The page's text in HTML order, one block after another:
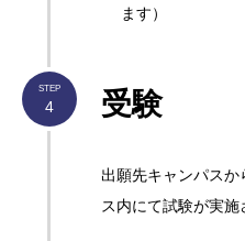
ます）
受験
出願先キャンパス
ス内にて試験が実施
STEP
4